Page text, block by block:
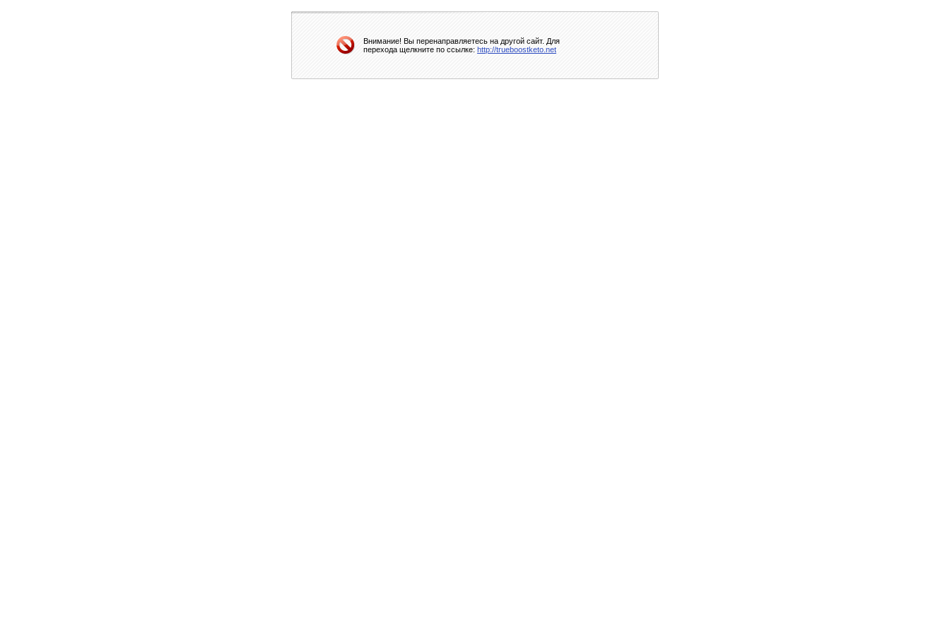
Внимание! Вы перенаправляетесь на другой сайт. Для
перехода щелкните по ссылке: http://trueboostketo.net